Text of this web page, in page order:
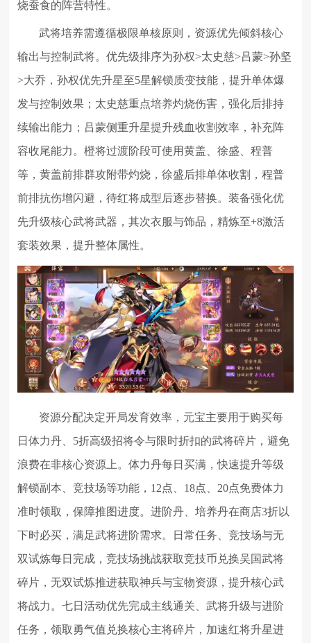
烧蚕食的阵营特性。
武将培养需遵循极限单核原则，资源优先倾斜核心
输出与控制武将。优先级排序为孙权>太史慈>吕蒙>孙坚
>大乔，孙权优先升星至5星解锁质变技能，提升单体爆
发与控制效果；太史慈重点培养灼烧伤害，强化后排持
续输出能力；吕蒙侧重升星提升残血收割效率，补充阵
容收尾能力。橙将过渡阶段可使用黄盖、徐盛、程普
等，黄盖前排群攻附带灼烧，徐盛后排单体收割，程普
前排抗伤增闪避，待红将成型后逐步替换。装备强化优
先升级核心武将武器，其次衣服与饰品，精炼至+8激活
套装效果，提升整体属性。
资源分配决定开局发育效率，元宝主要用于购买每
日体力丹、5折高级招将令与限时折扣的武将碎片，避免
浪费在非核心资源上。体力丹每日买满，快速提升等级
解锁副本、竞技场等功能，12点、18点、20点免费体力
准时领取，保障推图进度。进阶丹、培养丹在商店3折以
下时必买，满足武将进阶需求。日常任务、竞技场与无
双试炼每日完成，竞技场挑战获取竞技币兑换吴国武将
碎片，无双试炼推进获取神兵与宝物资源，提升核心武
将战力。七日活动优先完成主线通关、武将升级与进阶
任务，领取勇气值兑换核心主将碎片，加速红将升星进